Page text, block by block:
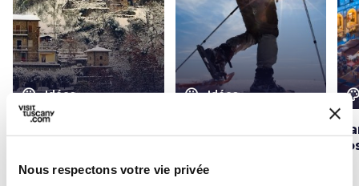
Nous respectons votre vie privée
color_lens Idées color_lens Idées
Toscane : une autre
façon d’explorer la